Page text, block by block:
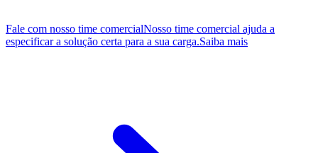
Fale com nosso time comercialNosso time comercial ajuda a
especificar a solução certa para a sua carga.Saiba mais